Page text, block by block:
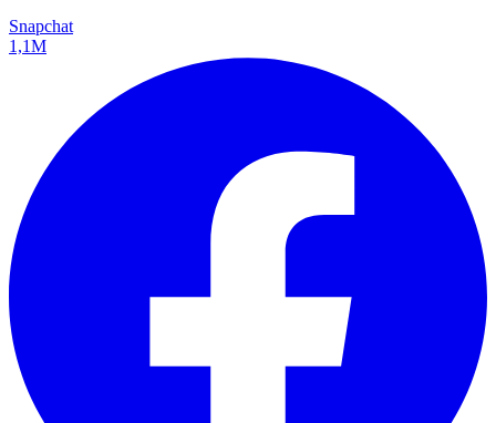
Snapchat
1,1M